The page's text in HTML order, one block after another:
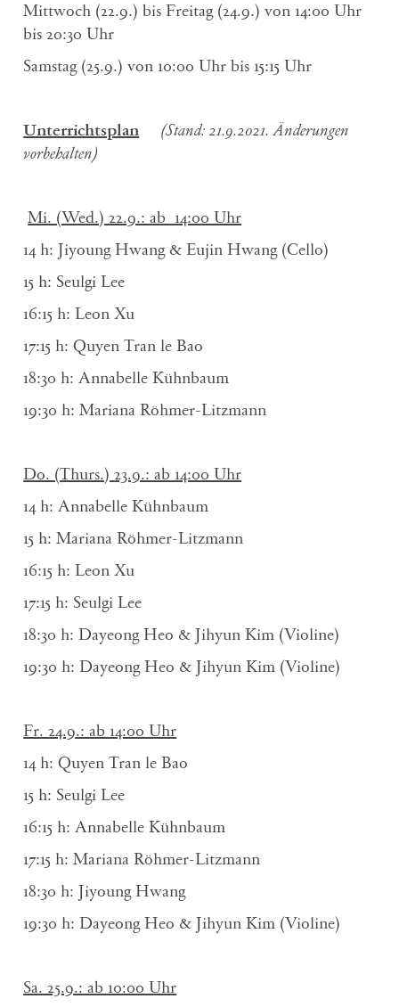
Mittwoch (22.9.) bis Freitag (24.9.) von 14:00 Uhr
bis 20:30 Uhr
Samstag (25.9.) von 10:00 Uhr bis 15:15 Uhr
Unterrichtsplan
(Stand: 21.9.2021. Änderungen
vorbehalten)
Mi. (Wed.) 22.9.: ab 14:00 Uhr
14 h: Jiyoung Hwang & Eujin Hwang (Cello)
15 h: Seulgi Lee
16:15 h: Leon Xu
17:15 h: Quyen Tran le Bao
18:30 h: Annabelle Kühnbaum
19:30 h: Mariana Röhmer-Litzmann
Do. (Thurs.)23.9.: ab 14:00 Uhr
14 h: Annabelle Kühnbaum
15 h: Mariana Röhmer-Litzmann
16:15 h: Leon Xu
17:15 h: Seulgi Lee
18:30 h: Dayeong Heo & Jihyun Kim (Violine)
19:30 h: Dayeong Heo & Jihyun Kim (Violine)
Fr. 24.9.: ab 14:00 Uhr
14 h: Quyen Tran le Bao
15 h: Seulgi Lee
16:15 h: Annabelle Kühnbaum
17:15 h: Mariana Röhmer-Litzmann
18:30 h: Jiyoung Hwang
19:30 h: Dayeong Heo & Jihyun Kim (Violine)
Sa. 25.9.: ab 10:00 Uhr